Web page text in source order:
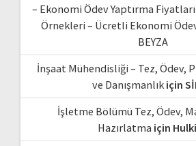
– Ekonomi Ödev Yaptırma
Örnekleri – Ücretli Ekonomi
BEYZA
İnşaat Mühendisliği – Tez, Ödev,
ve Danışmanlıkiçin
İşletme Bölümü Tez, Ödev,
Hazırlatma için